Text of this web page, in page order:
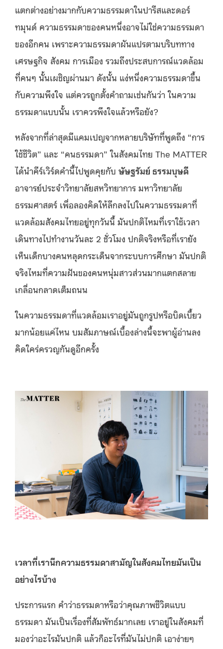
แตกต่างอย่างมากกับความธรรมดาในปารีสและดอร์
ทมุนด์ ความธรรมดาของคนหนึ่งอาจไม่ใช่ความธรรมดา
ของอีกคน เพราะความธรรมดาผันแปรตามบริบททาง
เศรษฐกิจ สังคม การเมือง รวมถึงประสบการณ์แวดล้อม
ที่คนๆ นั้นเผชิญผ่านมา ดังนั้น แง่หนึ่งความธรรมดาขึ้น
กับความพึงใจ แต่ควรถูกตั้งคำถามเช่นกันว่า ในความ
ธรรมดาแบบนั้น เราควรพึงใจแล้วหรือยัง?
หลังจากที่ล่าสุดมีแคมเปญจากหลายบริษัทที่พูดถึง “การ
ใช้ชีวิต” และ “คนธรรมดา” ในสังคมไทย The MATTER
ได้นำคีร์เวิร์ดคำนี้ไปพูดคุยกับ ษัษฐรัมย์ ธรรมบุษดี
อาจารย์ประจำวิทยาลัยสหวิทยาการ มหาวิทยาลัย
ธรรมศาสตร์ เพื่อลองคิดให้ลึกลงไปในความธรรมดาที่
แวดล้อมสังคมไทยอยู่ทุกวันนี้ มันปกติไหมที่เราใช้เวลา
เดินทางไปทำงานวันละ 2 ชั่วโมง ปกติจริงหรือที่เรายัง
เห็นเด็กบางคนหลุดกระเด็นจากระบบการศึกษา มันปกติ
จริงไหมที่ความฝันของคนหนุ่มสาวส่วนมากแตกสลาย
เกลื่อนกลาดเต็มถนน
ในความธรรมดาที่แวดล้อมเราอยู่มันถูกรูปหรือบิดเบี้ยว
มากน้อยแค่ไหน บมสัมภาษณ์เบื้องล่างนี้จะพาผู้อ่านลง
คิดใคร่ครวญกันดูอีกครั้ง
เวลาที่เรานึกความธรรมดาสามัญในสังคมไทยมันเป็น
อย่างไรบ้าง
ประการแรก คำว่าธรรมดาหรือว่าคุณภาพชีวิตแบบ
ธรรมดา มันเป็นเรื่องที่สัมพัทธ์มากเลย เราอยู่ในสังคมที่
มองว่าอะไรมันปกติ แล้วก็อะไรที่มันไม่ปกติ เอาง่ายๆ